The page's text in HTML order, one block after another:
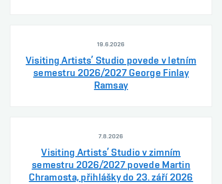
19.6.2026
Visiting Artists’ Studio povede v letním
semestru 2026/2027 George Finlay
Ramsay
7.8.2026
Visiting Artists’ Studio v zimním
semestru 2026/2027 povede Martin
Chramosta, přihlášky do 23. září 2026